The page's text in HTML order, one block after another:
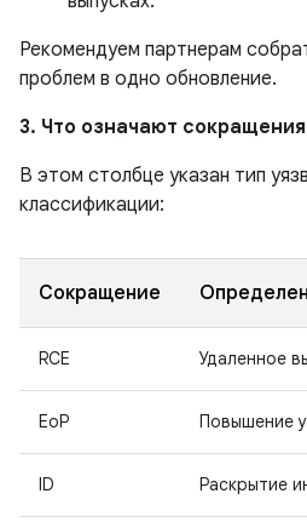
Рекомендуем партнерам
проблем в одно обновление.
3. Что означают
В этом столбце указан тип
классификации:
Сокращение
RCE Удаленное
EoP Повышение
ID Раскрытие